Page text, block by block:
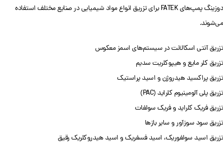
دوزینگ پمپ‌های FATEK برای تزریق انواع مواد شیمیایی در صنایع مختلف استفاده
می‌شوند.
تزریق آنتی اسکالانت در سیستم‌های اسمز معکوس
تزریق کلر مایع و هیپوکلریت سدیم
تزریق پراکسید هیدروژن و اسید پراستیک
تزریق پلی آلومینیوم کلراید (PAC)
تزریق فریک کلراید و فریک سولفات
تزریق سود سوزآور و سایر بازها
تزریق اسید سولفوریک، اسید فسفریک و اسید هیدروکلریک رقیق